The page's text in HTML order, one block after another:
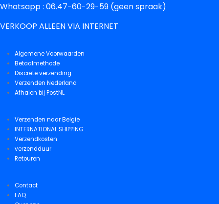
Whatsapp : 06.47-60-29-59 (geen spraak)
VERKOOP ALLEEN VIA INTERNET
Algemene Voorwaarden
Betaalmethode
Discrete verzending
Verzenden Nederland
Afhalen bij PostNL
Verzenden naar Belgie
INTERNATIONAL SHIPPING
Verzendkosten
verzendduur
Retouren
Contact
FAQ